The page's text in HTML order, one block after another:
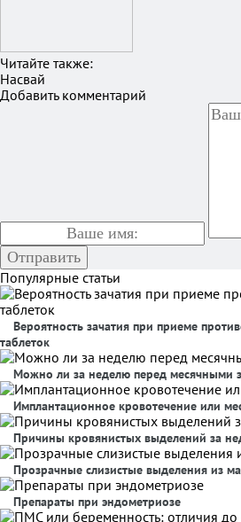
Читайте также:
Насвай
Добавить комментарий
Популярные статьи
Вероятность зачатия при приеме
таблеток
Можно ли за неделю перед месячными
Имплантационное кровотечение или
Причины кровянистых выделений за
Прозрачные слизистые выделения из
Препараты при эндометриозе